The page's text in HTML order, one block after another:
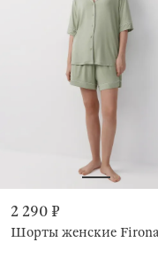
2 290 ₽
Шорты женские Firona